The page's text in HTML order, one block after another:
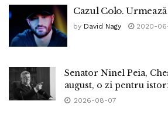
Cazul Colo.
by David Nagy 2020-
Senator Ninel Peia,
august, o zi pentru
2026-08-07